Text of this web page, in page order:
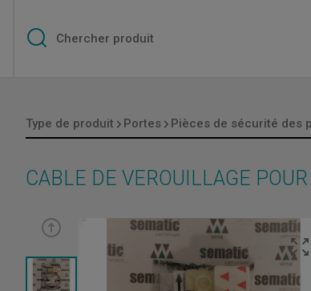
Type de produit Portes
CABLE DE VEROUILLAGE